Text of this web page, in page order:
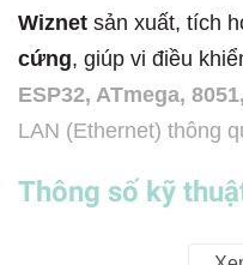
Wiznet sản xuất, tích
cứng, giúp vi điều
ESP32, ATmega,
LAN (Ethernet) thông
Thông số kỹ